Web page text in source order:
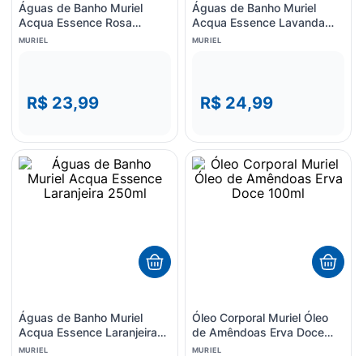
Águas de Banho Muriel
Acqua Essence Rosa
Mosqueta 250ml
MURIEL
R$ 23,99
Águas de Banho Muriel
Acqua Essence Lavanda
250ml
MURIEL
R$ 24,99
Águas de Banho Muriel
Acqua Essence Laranjeira
250ml
MURIEL
Óleo Corporal Muriel Óleo
de Amêndoas Erva Doce
100ml
MURIEL